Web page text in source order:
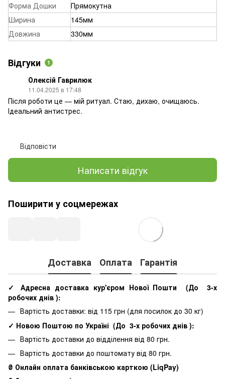
Форма Дошки
Прямокутна
Ширина
145мм
Довжина
330мм
Відгуки 1
Олексій Гаврилюк
11.04.2025 в 17:48
Після роботи це — мій ритуал. Стаю, дихаю, очищаюсь.
Ідеальний антистрес.
Відповісти
Написати відгук
Поширити у соцмережах
Доставка Оплата Гарантія
✓ Адресна доставка кур'єром Нової Пошти (До3-х
робочих днів ):
Вартість доставки: від 115 грн (для посилок до 30 кг)
✓ Новою Поштою по Україні (До 3-х робочих днів ):
Вартість доставки до відділення від 80 грн.
Вартість доставки до поштомату від 80 грн.
₴ Онлайн оплата банківською карткою (LiqPay)